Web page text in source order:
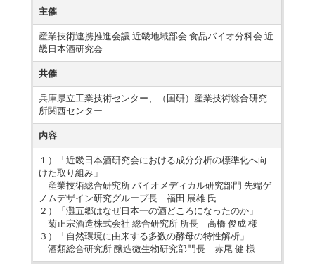
主催
産業技術連携推進会議 近畿地域部会 食品バイオ分科会 近
畿日本酒研究会
共催
兵庫県立工業技術センター、（国研）産業技術総合研究
所関西センター
内容
１）「近畿日本酒研究会における成分分析の標準化へ向
けた取り組み」
産業技術総合研究所 バイオメディカル研究部門 先端ゲ
ノムデザイン研究グループ長 福田 展雄 氏
２）「灘五郷はなぜ日本一の酒どころになったのか」
菊正宗酒造株式会社 総合研究所 所長 高橋 俊成 様
３）「自然環境に由来する多数の酵母の特性解析」
酒類総合研究所 醸造微生物研究部門長 赤尾 健 様